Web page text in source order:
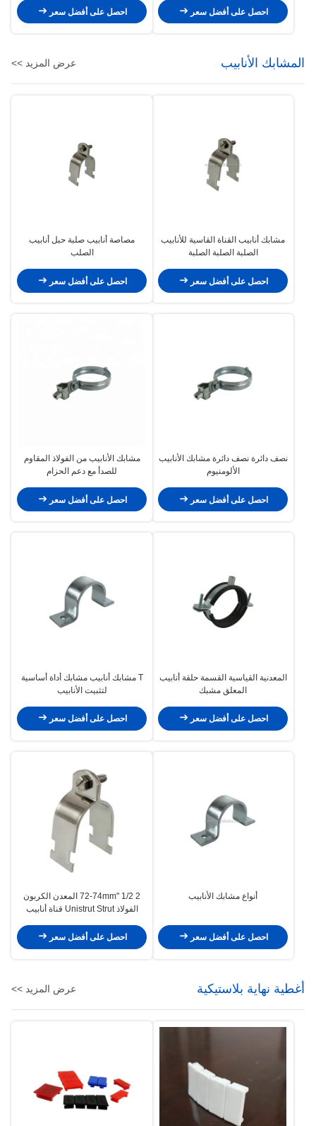
احصل على أفضل سعر
احصل على أفضل سعر
المشابك الأنابيب عرض المزيد >>
مشابك أنابيب القناة القاسية للأنابيب
الصلبة الصلبة الصلبة
احصل على أفضل سعر
مصاصة أنابيب صلبة حبل أنابيب
الصلب
احصل على أفضل سعر
نصف دائرة نصف دائرة مشابك الأنابيب
الألومنيوم
احصل على أفضل سعر
مشابك الأنابيب من الفولاذ المقاوم
للصدأ مع دعم الحزام
احصل على أفضل سعر
المعدنية القياسية القسمة حلقة أنابيب
المعلق مشبك
احصل على أفضل سعر
T مشابك أنابيب مشابك أداة أساسية
لتثبيت الأنابيب
احصل على أفضل سعر
أنواع مشابك الأنابيب
احصل على أفضل سعر
2 1/2 "72-74mm المعدن الكربون
الفولاذ Unistrut Strut قناة أنابيب
احصل على أفضل سعر
أغطية نهاية بلاستيكية عرض المزيد >>